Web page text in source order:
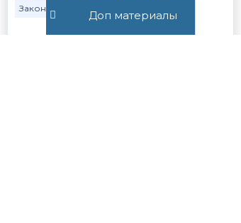
Доп материалы
Закон